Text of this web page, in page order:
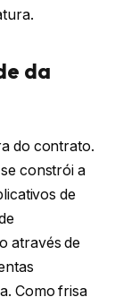
da
do contrato.
constrói a
de
através de
Como frisa